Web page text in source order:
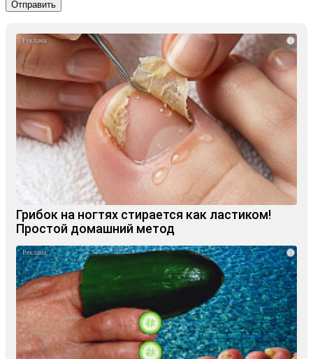
i
Грибок на ногтях стирается как ластиком!
Простой домашний метод
i